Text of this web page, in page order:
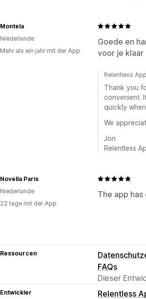
Goede en
voor je klaar
Montela
Niederlande
Mehr als ein jahr mit der App
Relentless
Thank you
convenient.
quickly
We
Jon
Relentless
The app
Novella Paris
Niederlande
22 tage mit der App
Ressourcen
FAQs
Dieser
Entwickler
Relentless